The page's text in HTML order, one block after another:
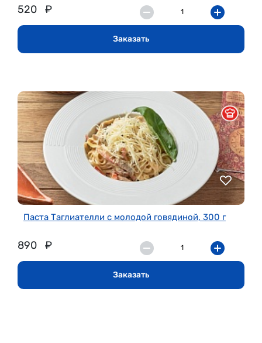
520 ₽
Заказать
Паста Таглиателли с молодой говядиной, 300 г
890 ₽
Заказать